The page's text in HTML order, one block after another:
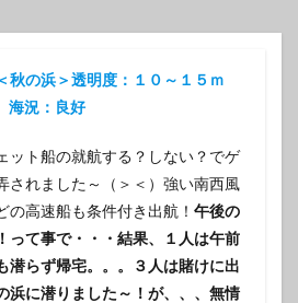
秋の浜＞透明度：１０～１５ｍ
況：良好
ット船の就航する？しない？でゲ
されました～（＞＜）強い南西風
の高速船も条件付き出航！ 午後の
って事で・・・結果、１人は午前
潜らず帰宅。。。３人は賭けに出
浜に潜りました～！が、、、無情